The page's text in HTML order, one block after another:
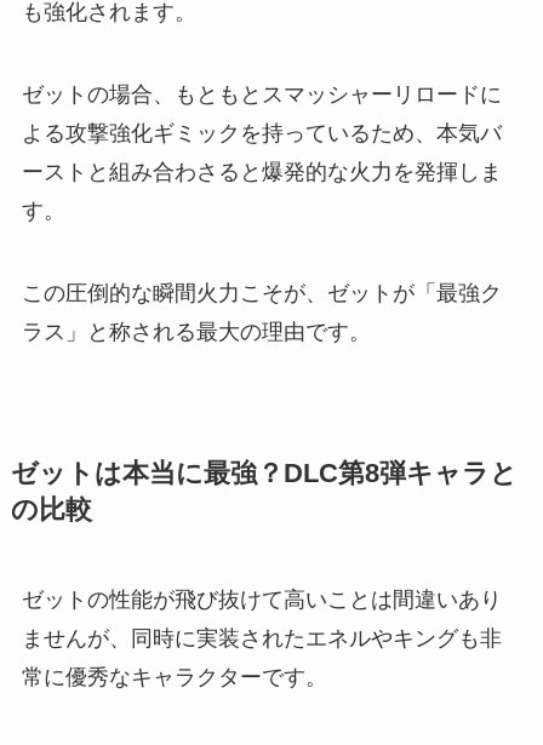
も強化されます。
ゼットの場合、もともとスマッシャーリロードに
よる攻撃強化ギミックを持っているため、本気バ
ーストと組み合わさると爆発的な火力を発揮しま
す。
この圧倒的な瞬間火力こそが、ゼットが「最強ク
ラス」と称される最大の理由です。
ゼットは本当に最強？DLC第8弾キャラと
の比較
ゼットの性能が飛び抜けて高いことは間違いあり
ませんが、同時に実装されたエネルやキングも非
常に優秀なキャラクターです。